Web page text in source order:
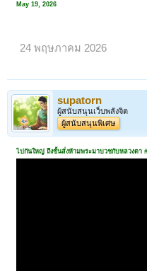
May 19, 2026
24 พฤษภาคม 2026
supatorn
ผู้สนับสนุนเว็บพลังจิต
ผู้สนับสนุนพิเศษ
ไปกันใหญ่ ถึงขั้นสั่งห้ามพระมาบวชกับหลวงตา